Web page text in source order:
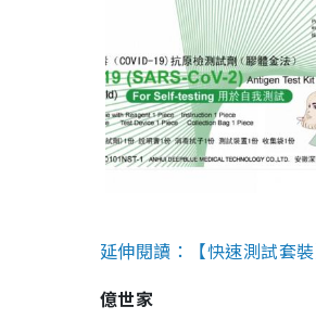
延伸閱讀：【快速測試套
億世家